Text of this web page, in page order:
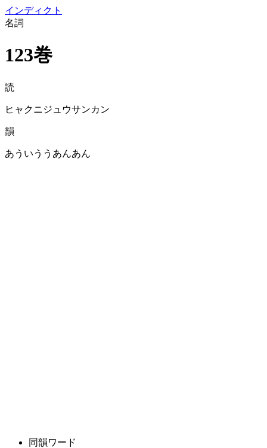
インディクト
名詞
123巻
読
ヒャクニジュウサンカン
韻
あういううあんあん
同韻ワード